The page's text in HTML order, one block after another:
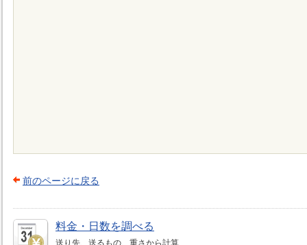
前のページに戻る
料金・日数を調べる
送り先、送るもの、重さから計算